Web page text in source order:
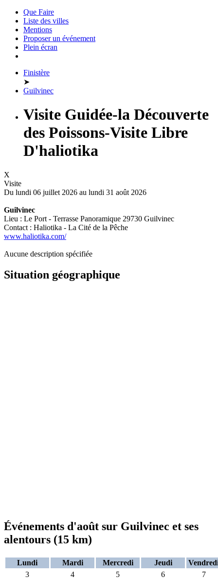
Que Faire
Liste des villes
Mentions
Proposer un événement
Plein écran
Finistère
➤
Guilvinec
Visite Guidée-la Découverte
des Poissons-Visite Libre
D'haliotika
X
Visite
Du lundi 06 juillet 2026 au lundi 31 août 2026
Guilvinec
Lieu : Le Port - Terrasse Panoramique 29730 Guilvinec
Contact : Haliotika - La Cité de la Pêche
www.haliotika.com/
Aucune description spécifiée
Situation géographique
Événements d'août sur Guilvinec et ses
alentours (15 km)
Lundi Mardi Mercredi Jeudi
3
4 5 6 7